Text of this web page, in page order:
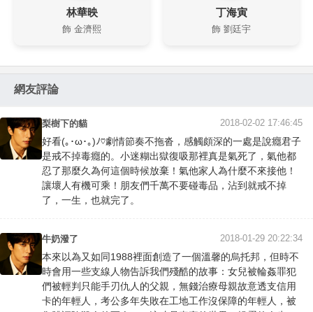
林華映
飾 金濟熙
丁海寅
飾 劉廷宇
網友評論
梨樹下的貓 2018-02-02 17:46:45
好看(｡･ω･｡)ﾉ♡劇情節奏不拖沓，感觸頗深的一處是說癮君子
是戒不掉毒癮的。小迷糊出獄復吸那裡真是氣死了，氣他都
忍了那麼久為何這個時候放棄！氣他家人為什麼不來接他！
讓壞人有機可乘！朋友們千萬不要碰毒品，沾到就戒不掉
了，一生，也就完了。
牛奶潑了 2018-01-29 20:22:34
本來以為又如同1988裡面創造了一個溫馨的烏托邦，但時不
時會用一些支線人物告訴我們殘酷的故事：女兒被輪姦罪犯
們被輕判只能手刃仇人的父親，無錢治療母親故意透支信用
卡的年輕人，考公多年失敗在工地工作沒保障的年輕人，被